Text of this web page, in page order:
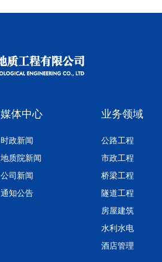
媒体中心
时政新闻
地质院新闻
公司新闻
通知公告
业务领域
公路工程
市政工程
桥梁工程
隧道工程
房屋建筑
水利水电
酒店管理